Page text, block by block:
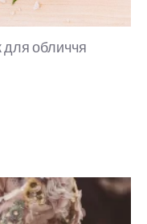
для обличчя